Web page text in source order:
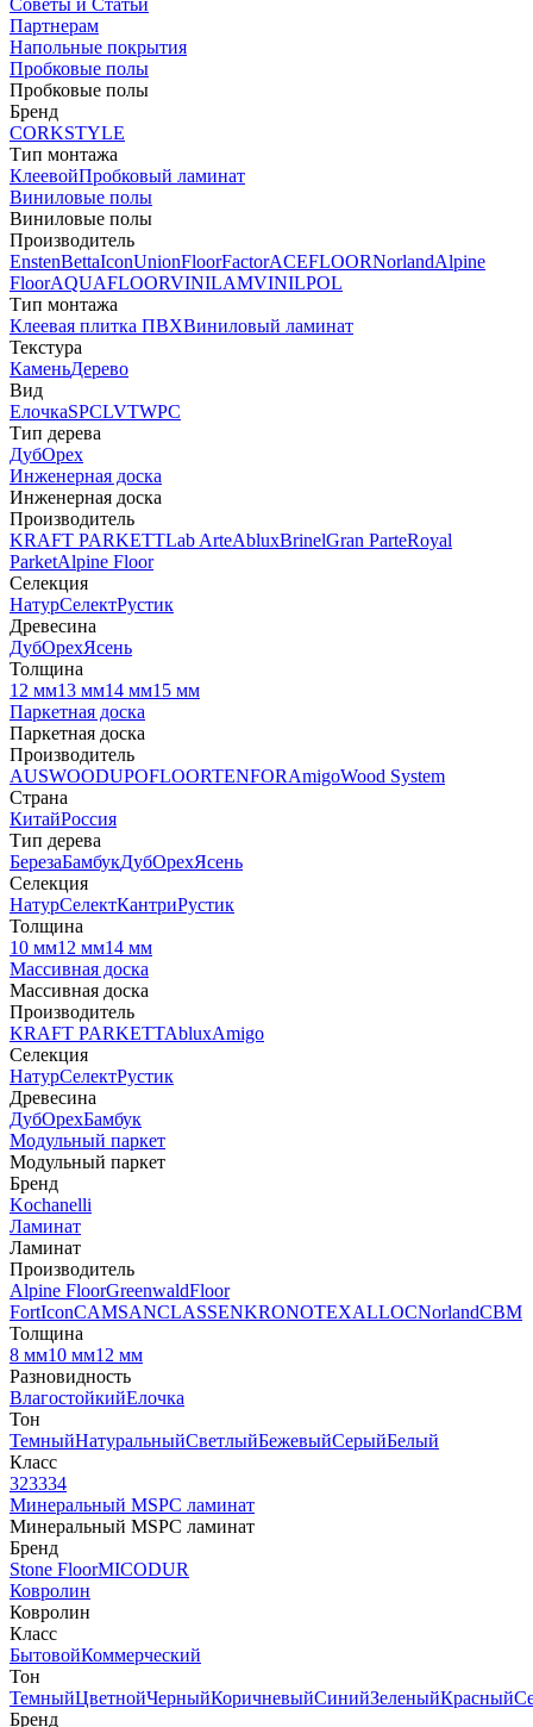
Советы и Статьи
Партнерам
Напольные покрытия
Пробковые полы
Пробковые полы
Бренд
CORKSTYLE
Тип монтажа
КлеевойПробковый ламинат
Виниловые полы
Виниловые полы
Производитель
EnstenBettaIconUnionFloorFactorACEFLOORNorlandAlpine
FloorAQUAFLOORVINILAMVINILPOL
Тип монтажа
Клеевая плитка ПВХВиниловый ламинат
Текстура
КаменьДерево
Вид
ЕлочкаSPCLVTWPC
Тип дерева
ДубОрех
Инженерная доска
Инженерная доска
Производитель
KRAFT PARKETTLab ArteAbluxBrinelGran ParteRoyal
ParketAlpine Floor
Селекция
НатурСелектРустик
Древесина
ДубОрехЯсень
Толщина
12 мм13 мм14 мм15 мм
Паркетная доска
Паркетная доска
Производитель
AUSWOODUPOFLOORTENFORAmigoWood System
Страна
КитайРоссия
Тип дерева
БерезаБамбукДубОрехЯсень
Селекция
НатурСелектКантриРустик
Толщина
10 мм12 мм14 мм
Массивная доска
Массивная доска
Производитель
KRAFT PARKETTAbluxAmigo
Селекция
НатурСелектРустик
Древесина
ДубОрехБамбук
Модульный паркет
Модульный паркет
Бренд
Kochanelli
Ламинат
Ламинат
Производитель
Alpine FloorGreenwaldFloor
FortIconCAMSANCLASSENKRONOTEXALLOCNorlandCBM
Толщина
8 мм10 мм12 мм
Разновидность
ВлагостойкийЕлочка
Тон
ТемныйНатуральныйСветлыйБежевыйСерыйБелый
Класс
323334
Минеральный MSPC ламинат
Минеральный MSPC ламинат
Бренд
Stone FloorMICODUR
Ковролин
Ковролин
Класс
БытовойКоммерческий
Тон
ТемныйЦветнойЧерныйКоричневыйСинийЗеленыйКрасный
Бренд